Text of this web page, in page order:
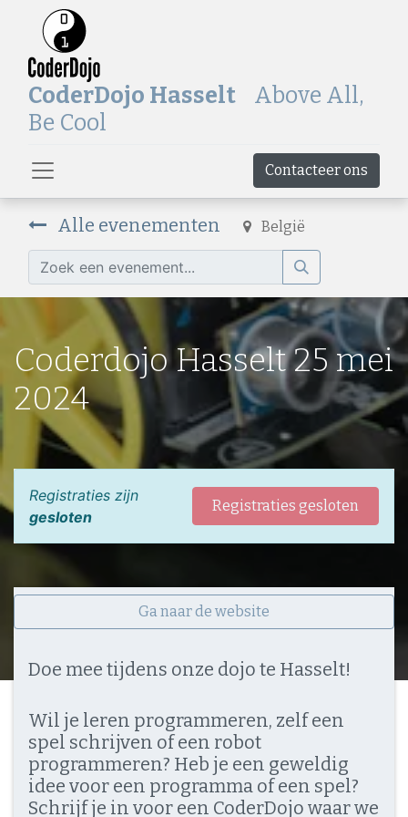
CoderDojo Hasselt Above All,
Be Cool
Contacteer ons
Alle evenementen België
Coderdojo Hasselt 25 mei
2024
Registraties zijn
gesloten
Registraties gesloten
Ga naar de website
Doe mee tijdens onze dojo te Hasselt!
Wil je leren programmeren, zelf een
spel schrijven of een robot
programmeren? Heb je een geweldig
idee voor een programma of een spel?
Schrijf je in voor een CoderDojo waar we